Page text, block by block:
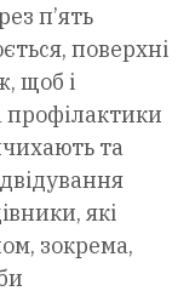
п’ять
поверхні
щоб і
та
які
зокрема,